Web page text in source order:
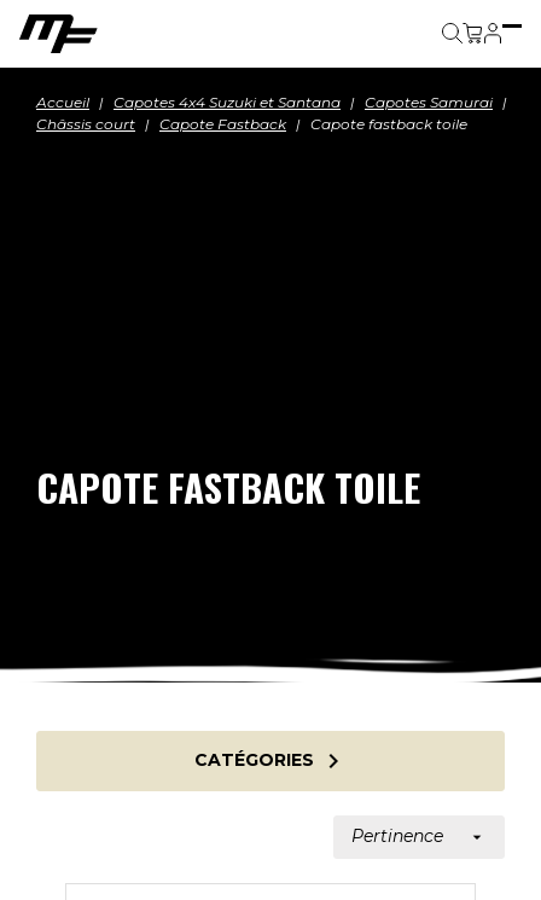
Accueil Capotes 4x4 Suzuki et Santana
Capotes Samurai
Châssis court
Capote Fastback Capote fastback toile
CAPOTE FASTBACK TOILE
CATÉGORIES 
Pertinence 